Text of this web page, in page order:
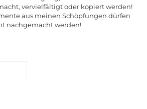
vervielfältigt oder kopiert werden!
aus meinen Schöpfungen dürfen
nachgemacht werden!